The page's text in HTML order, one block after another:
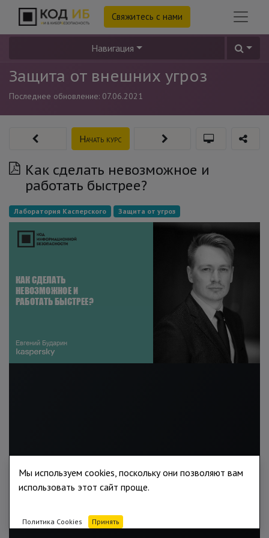
Свяжитесь с нами
Навигация
Защита от внешних угроз
Последнее обновление: 07.06.2021
Как сделать невозможное и
работать быстрее?
Начать курс
Лаборатория Касперского Защита от угроз
Мы используем cookies, поскольку они позволяют вам
использовать этот сайт проще.
Политика Cookies Принять